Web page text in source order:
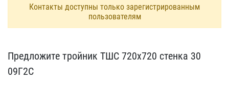
Контакты доступны только зарегистрированным
пользователям
Предложите тройник ТШС 7​20х720 стенка 30
09Г2С